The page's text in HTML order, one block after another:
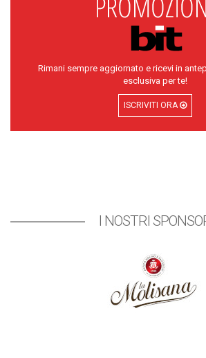
Rimani sempre aggiornato e ricevi in
esclusiva per te!
ISCRIVITI ORA
I NOSTRI